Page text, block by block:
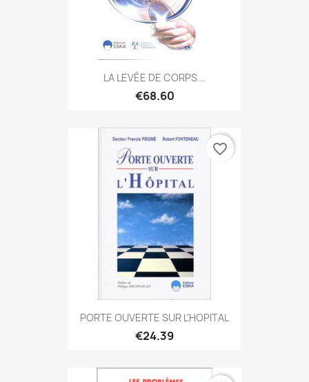
LA LEVÉE DE CORPS...
€68.60
PORTE OUVERTE SUR L'HOPITAL
€24.39
favorite_border